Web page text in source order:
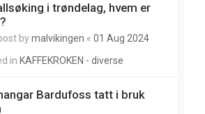
i trøndelag, hvem er
bymalvikingen « 01 Aug 2024
in KAFFEKROKEN - diverse
Bardufoss tatt i bruk